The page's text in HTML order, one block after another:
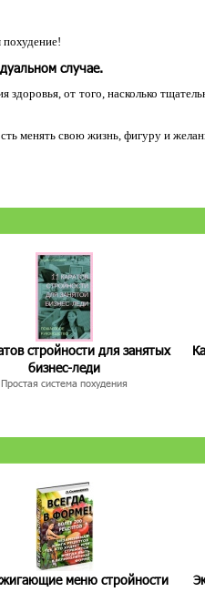
похудение!
случае.
здоровья, от того, насколько
менять свою жизнь, фигуру и
стройности для занятых
бизнес-леди
Простая система похудения
меню стройности